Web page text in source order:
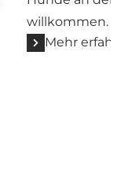
willkommen.
Mehr